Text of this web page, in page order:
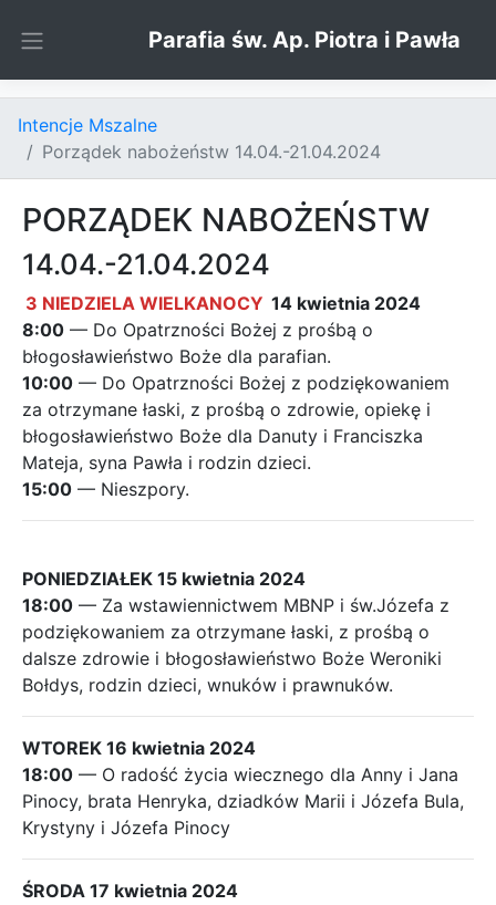
Parafia św. Ap. Piotra i Pawła
Intencje Mszalne
Porządek nabożeństw 14.04.-21.04.2024
PORZĄDEK NABOŻEŃSTW
14.04.-21.04.2024
3 NIEDZIELA WIELKANOCY 14 kwietnia 2024
8:00 — Do Opatrzności Bożej z prośbą o
błogosławieństwo Boże dla parafian.
10:00 — Do Opatrzności Bożej z podziękowaniem
za otrzymane łaski, z prośbą o zdrowie, opiekę i
błogosławieństwo Boże dla Danuty i Franciszka
Mateja, syna Pawła i rodzin dzieci.
15:00 — Nieszpory.
PONIEDZIAŁEK 15 kwietnia 2024
18:00 — Za wstawiennictwem MBNP i św.Józefa z
podziękowaniem za otrzymane łaski, z prośbą o
dalsze zdrowie i błogosławieństwo Boże Weroniki
Bołdys, rodzin dzieci, wnuków i prawnuków.
WTOREK 16 kwietnia 2024
18:00 — O radość życia wiecznego dla Anny i Jana
Pinocy, brata Henryka, dziadków Marii i Józefa Bula,
Krystyny i Józefa Pinocy
ŚRODA 17 kwietnia 2024